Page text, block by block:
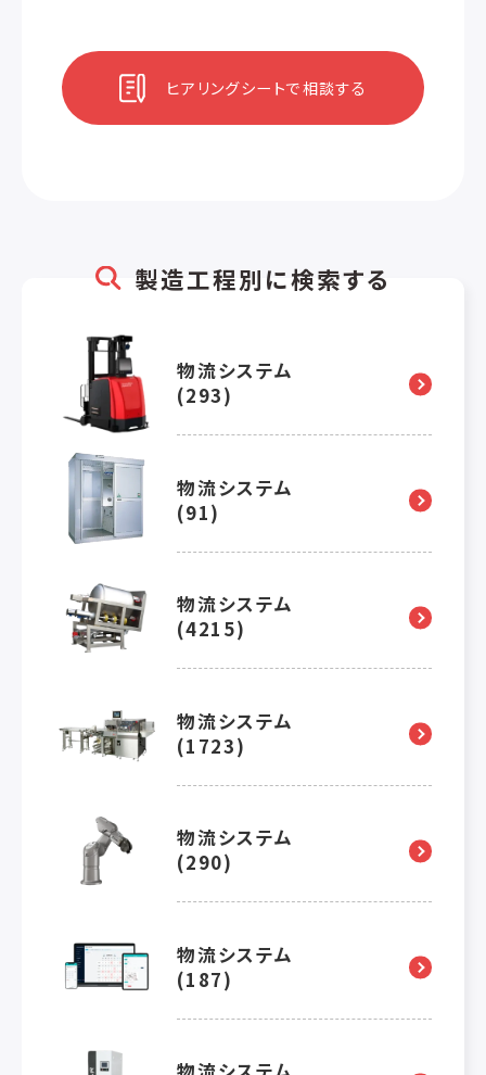
ヒアリングシートで相談する
製造工程別に検索する
物流システム
(293)
物流システム
(91)
物流システム
(4215)
物流システム
(1723)
物流システム
(290)
物流システム
(187)